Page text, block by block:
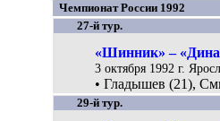
Чемпионат России 1992
27-й тур.
«Шинник» –
3 октября 1992 г.
• Гладышев (21),
29-й тур.